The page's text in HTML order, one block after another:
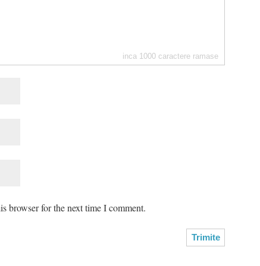
inca 1000 caractere ramase
browser for the next time I comment.